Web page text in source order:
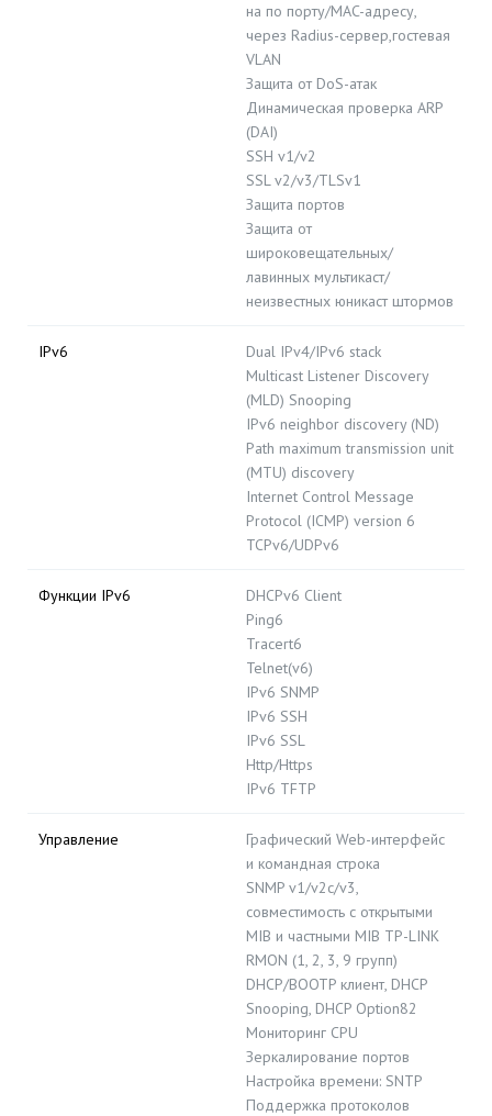
на по порту/MAC-адресу,
через Radius-сервер,гостевая
VLAN
Защита от DoS-атак
Динамическая проверка ARP
(DAI)
SSH v1/v2
SSL v2/v3/TLSv1
Защита портов
Защита от
широковещательных/
лавинных мультикаст/
неизвестных юникаст штормов
IPv6
Dual IPv4/IPv6 stack
Multicast Listener Discovery
(MLD) Snooping
IPv6 neighbor discovery (ND)
Path maximum transmission unit
(MTU) discovery
Internet Control Message
Protocol (ICMP) version 6
TCPv6/UDPv6
Функции IPv6
DHCPv6 Client
Ping6
Tracert6
Telnet(v6)
IPv6 SNMP
IPv6 SSH
IPv6 SSL
Http/Https
IPv6 TFTP
Управление
Графический Web-интерфейс
и командная строка
SNMP v1/v2c/v3,
совместимость с открытыми
MIB и частными MIB TP-LINK
RMON (1, 2, 3, 9 групп)
DHCP/BOOTP клиент, DHCP
Snooping, DHCP Option82
Мониторинг CPU
Зеркалирование портов
Настройка времени: SNTP
Поддержка протоколов